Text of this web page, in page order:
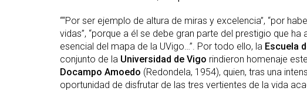
““Por ser ejemplo de altura de miras y excelencia”, “por
vidas”, “porque a él se debe gran parte del prestigio que ha
esencial del mapa de la UVigo…”. Por todo ello, la Escuela
conjunto de la Universidad de Vigo rindieron homenaje
Docampo Amoedo (Redondela, 1954), quien, tras una
oportunidad de disfrutar de las tres vertientes de la vida